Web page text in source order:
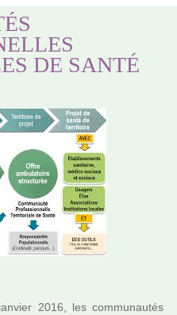
DE SANTÉ
2016, les com­mu­nau­tés